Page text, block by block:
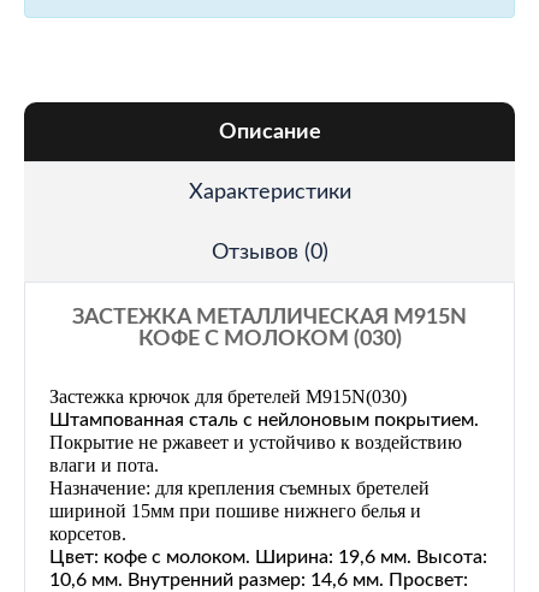
Описание
Характеристики
Отзывов (0)
ЗАСТЕЖКА МЕТАЛЛИЧЕСКАЯ M915N
КОФЕ С МОЛОКОМ (030)
Застежка крючок для бретелей M915N(030)
Штампованная сталь с нейлоновым покрытием.
Покрытие не ржавеет и устойчиво к воздействию
влаги и пота.
Назначение: для крепления съемных бретелей
шириной 15мм при пошиве нижнего белья и
корсетов.
Цвет: кофе с молоком. Ширина: 19,6 мм. Высота:
10,6 мм. Внутренний размер: 14,6 мм. Просвет: